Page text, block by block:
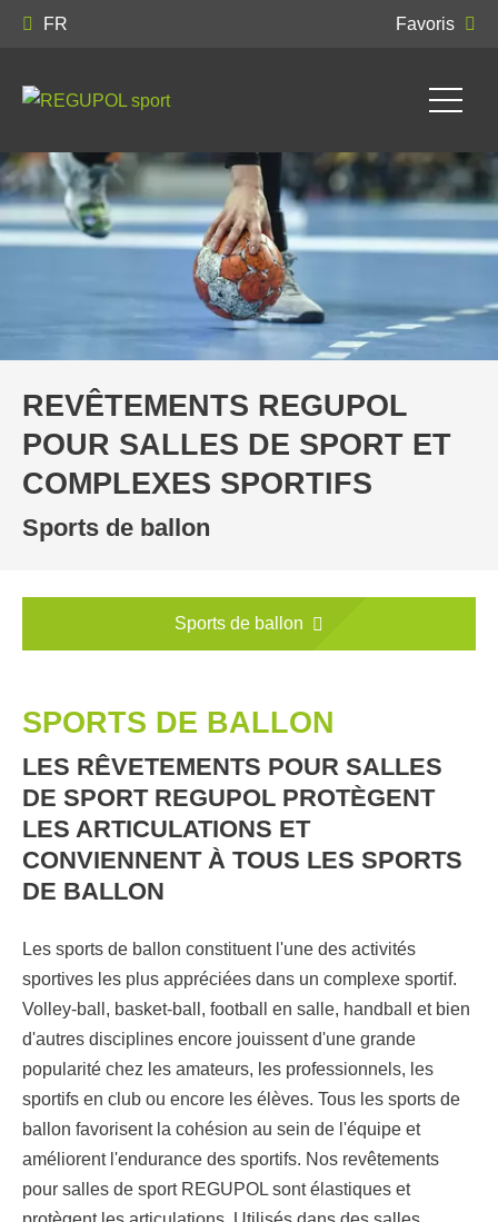
FR Favoris
REVÊTEMENTS REGUPOL
POUR SALLES DE SPORT ET
COMPLEXES SPORTIFS
Sports de ballon
Sports de ballon
SPORTS DE BALLON
LES RÊVETEMENTS POUR SALLES
DE SPORT REGUPOL PROTÈGENT
LES ARTICULATIONS ET
CONVIENNENT À TOUS LES SPORTS
DE BALLON
Les sports de ballon constituent l'une des activités
sportives les plus appréciées dans un complexe sportif.
Volley-ball, basket-ball, football en salle, handball et bien
d'autres disciplines encore jouissent d'une grande
popularité chez les amateurs, les professionnels, les
sportifs en club ou encore les élèves. Tous les sports de
ballon favorisent la cohésion au sein de l'équipe et
améliorent l'endurance des sportifs. Nos revêtements
pour salles de sport REGUPOL sont élastiques et